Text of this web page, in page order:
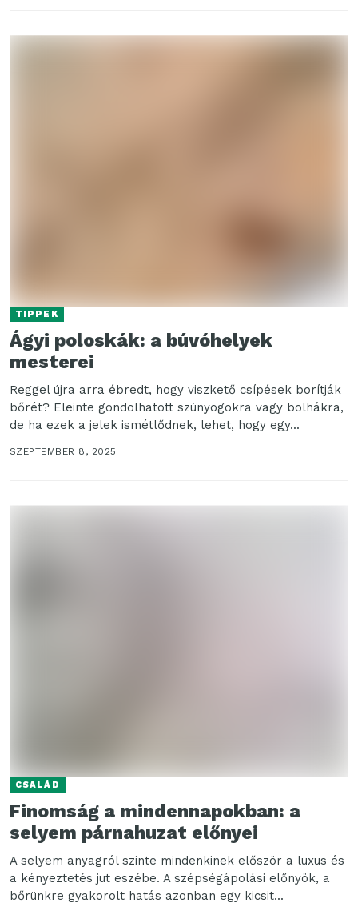
TIPPEK
Ágyi poloskák: a búvóhelyek
mesterei
Reggel újra arra ébredt, hogy viszkető csípések borítják
bőrét? Eleinte gondolhatott szúnyogokra vagy bolhákra,
de ha ezek a jelek ismétlődnek, lehet, hogy egy...
SZEPTEMBER 8, 2025
CSALÁD
Finomság a mindennapokban: a
selyem párnahuzat előnyei
A selyem anyagról szinte mindenkinek először a luxus és
a kényeztetés jut eszébe. A szépségápolási előnyök, a
bőrünkre gyakorolt hatás azonban egy kicsit...